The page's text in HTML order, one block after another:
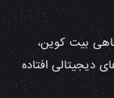
بیت کوین،
دیجیتالی افتاده